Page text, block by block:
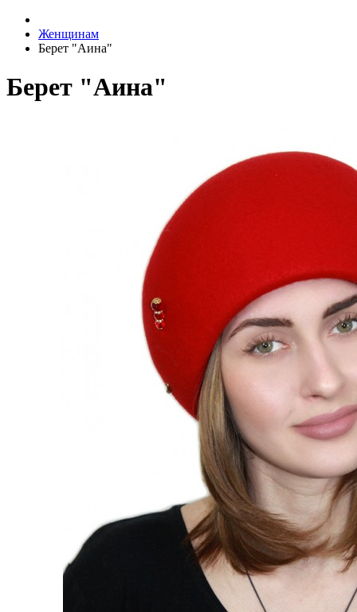
Женщинам
Берет "Аина"
Берет "Аина"